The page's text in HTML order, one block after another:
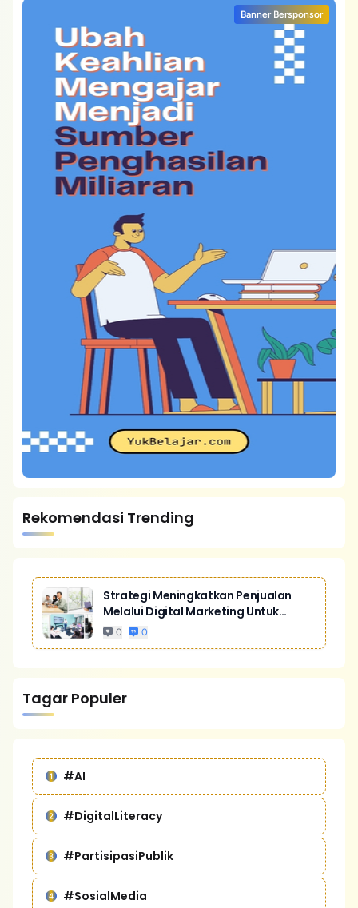
Banner Bersponsor
Rekomendasi Trending
Strategi Meningkatkan Penjualan
Melalui Digital Marketing Untuk
Bisnis Yang Lebih Kompetitif
0 0
Tagar Populer
#AI
#DigitalLiteracy
#PartisipasiPublik
#SosialMedia